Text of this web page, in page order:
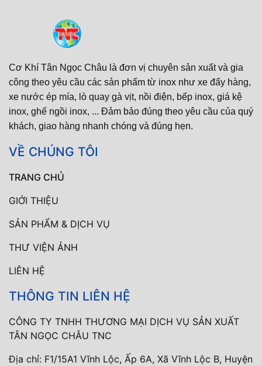
Cơ Khí Tân Ngọc Châu là đơn vị chuyên sản xuất và gia
công theo yêu cầu các sản phẩm từ inox như xe đẩy hàng,
xe nước ép mía, lò quay gà vịt, nồi điện, bếp inox, giá kệ
inox, ghế ngồi inox, ... Đảm bảo đúng theo yêu cầu của quý
khách, giao hàng nhanh chóng và đúng hẹn.
VỀ CHÚNG TÔI
TRANG CHỦ
GIỚI THIỆU
SẢN PHẨM & DỊCH VỤ
THƯ VIỆN ẢNH
LIÊN HỆ
THÔNG TIN LIÊN HỆ
CÔNG TY TNHH THƯƠNG MẠI DỊCH VỤ SẢN XUẤT
TÂN NGỌC CHÂU TNC
Địa chỉ: F1/15A1 Vĩnh Lộc, Ấp 6A, Xã Vĩnh Lộc B, Huyện